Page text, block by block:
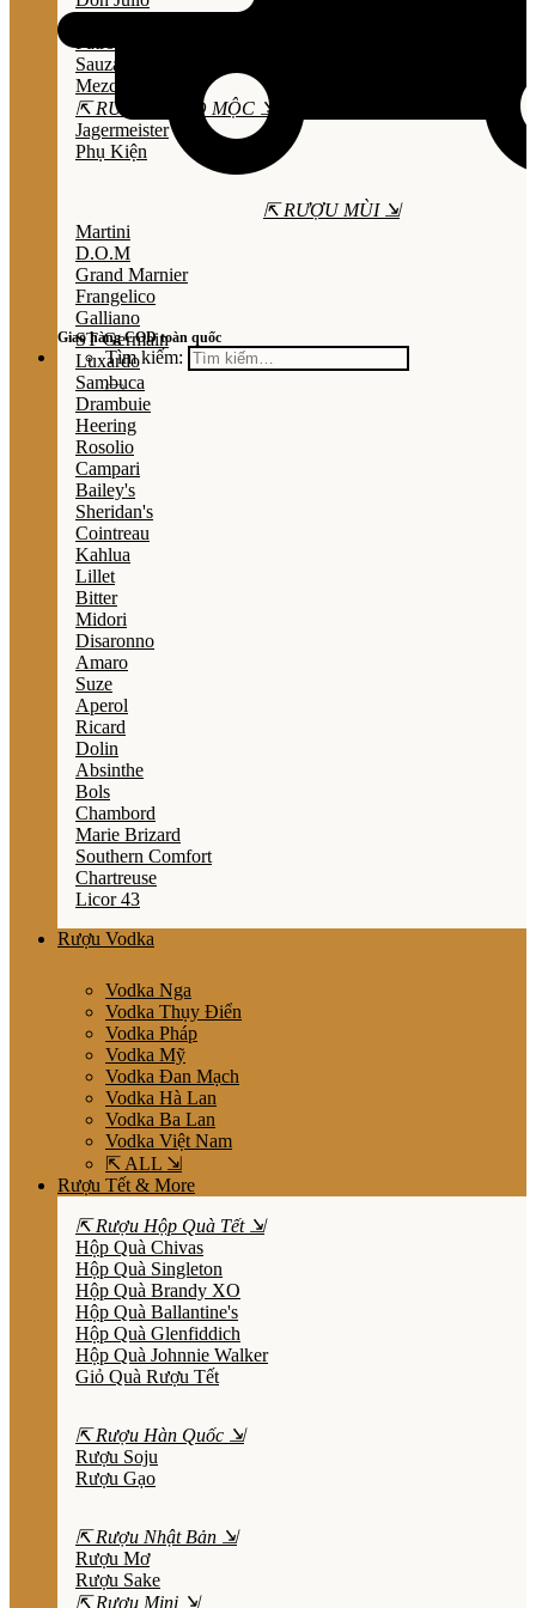
Giao hàng COD toàn quốc
Tìm kiếm:
Sauza
Mezcal
⇱ RƯỢU THẢO MỘC ⇲
Jagermeister
Phụ Kiện
⇱ RƯỢU MÙI ⇲
Martini
D.O.M
Grand Marnier
Frangelico
Galliano
ST Germain
Luxardo
Sambuca
Drambuie
Heering
Rosolio
Campari
Bailey's
Sheridan's
Cointreau
Kahlua
Lillet
Bitter
Midori
Disaronno
Amaro
Suze
Aperol
Ricard
Dolin
Absinthe
Bols
Chambord
Marie Brizard
Southern Comfort
Chartreuse
Licor 43
Rượu Vodka
Vodka Nga
Vodka Thụy Điển
Vodka Pháp
Vodka Mỹ
Vodka Đan Mạch
Vodka Hà Lan
Vodka Ba Lan
Vodka Việt Nam
⇱ ALL ⇲
Rượu Tết & More
⇱ Rượu Hộp Quà Tết ⇲
Hộp Quà Chivas
Hộp Quà Singleton
Hộp Quà Brandy XO
Hộp Quà Ballantine's
Hộp Quà Glenfiddich
Hộp Quà Johnnie Walker
Giỏ Quà Rượu Tết
⇱ Rượu Hàn Quốc ⇲
Rượu Soju
Rượu Gạo
⇱ Rượu Nhật Bản ⇲
Rượu Mơ
Rượu Sake
⇱ Rượu Mini ⇲